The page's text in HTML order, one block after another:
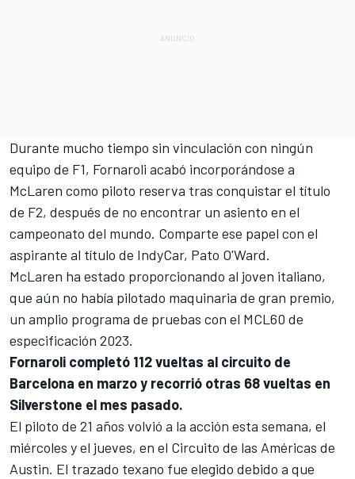
Durante mucho tiempo sin vinculación con ningún
equipo de F1, Fornaroli acabó incorporándose a
McLaren como piloto reserva tras conquistar el título
de F2, después de no encontrar un asiento en el
campeonato del mundo. Comparte ese papel con el
aspirante al título de IndyCar, Pato O'Ward.
McLaren ha estado proporcionando al joven italiano,
que aún no había pilotado maquinaria de gran premio,
un amplio programa de pruebas con el MCL60 de
especificación 2023.
Fornaroli completó 112 vueltas al circuito de
Barcelona en marzo y recorrió otras 68 vueltas en
Silverstone el mes pasado.
El piloto de 21 años volvió a la acción esta semana, el
miércoles y el jueves, en el Circuito de las Américas de
Austin. El trazado texano fue elegido debido a que